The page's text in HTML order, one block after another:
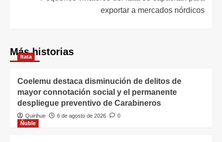
exportar a mercados nórdicos
Más historias
Itata
Coelemu destaca disminución de delitos de
mayor connotación social y el permanente
despliegue preventivo de Carabineros
Quirihue 6 de agosto de 2026
0
Ñuble